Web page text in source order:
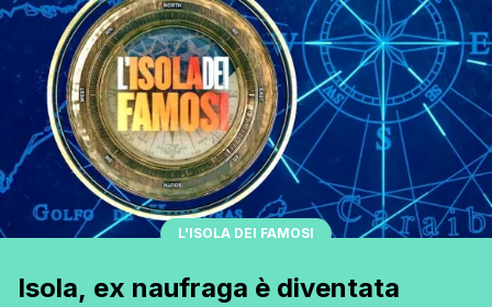
cose diverse. Abbiamo un rapporto. [']
L'ISOLA DEI FAMOSI
Isola, ex naufraga è diventata